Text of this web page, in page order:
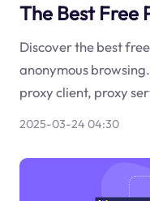
The Best Free
Discover the best
anonymous
proxy client, proxy
2025-03-24 04:30